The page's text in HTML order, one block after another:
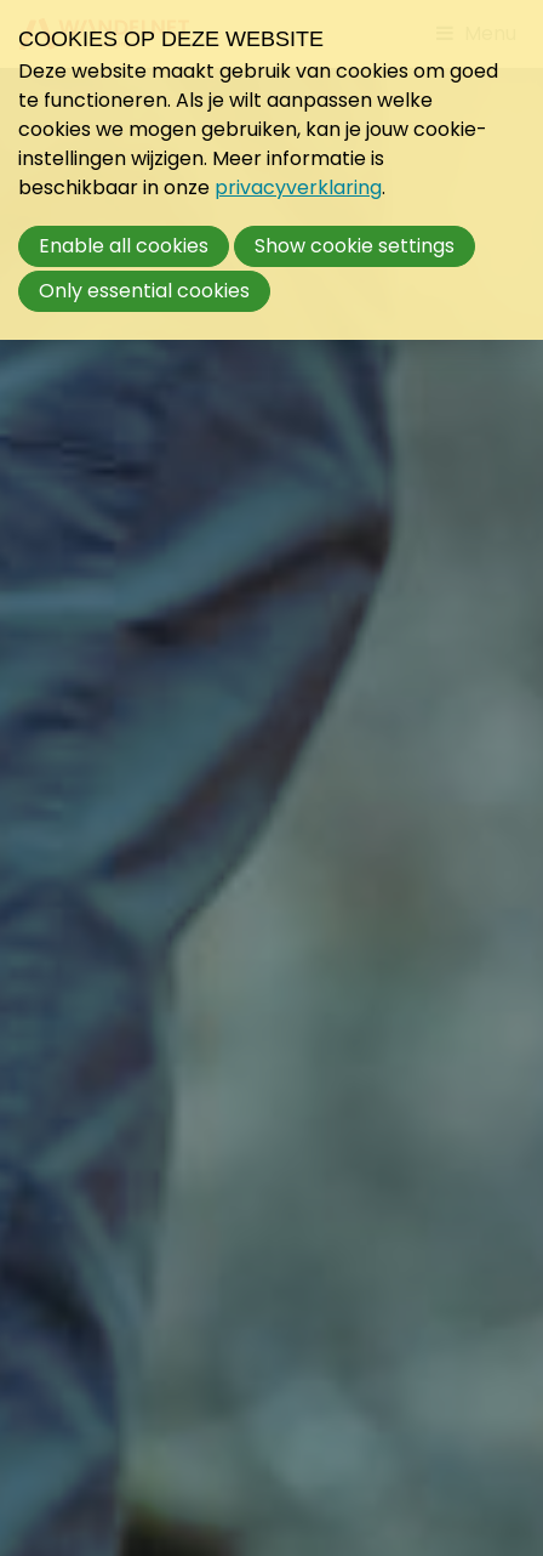
to
COOKIES OP DEZE WEBSITE
Deze website maakt gebruik van cookies om goed
te functioneren. Als je wilt aanpassen welke
cookies we mogen gebruiken, kan je jouw cookie-
instellingen wijzigen. Meer informatie is
beschikbaar in onze privacyverklaring.
Enable all cookies
Show cookie settings
Only essential cookies